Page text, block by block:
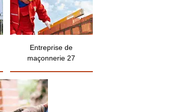
Entreprise de
maçonnerie 27